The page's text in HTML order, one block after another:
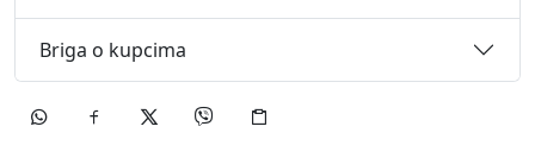
Briga o kupcima